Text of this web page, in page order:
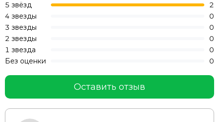
5 звёзд
2
4 звезды
0
3 звезды
0
2 звезды
0
1 звезда
0
Без оценки
0
Оставить отзыв